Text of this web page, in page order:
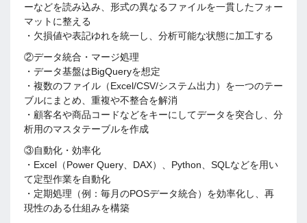
ーなどを読み込み、形式の異なるファイルを一貫したフォー
マットに整える
・欠損値や表記ゆれを統一し、分析可能な状態に加工する
②データ統合・マージ処理
・データ基盤はBigQueryを想定
・複数のファイル（Excel/CSV/システム出力）を一つのテー
ブルにまとめ、重複や不整合を解消
・顧客名や商品コードなどをキーにしてデータを突合し、分
析用のマスタテーブルを作成
③自動化・効率化
・Excel（Power Query、DAX）、Python、SQLなどを用い
て定型作業を自動化
・定期処理（例：毎月のPOSデータ統合）を効率化し、再
現性のある仕組みを構築